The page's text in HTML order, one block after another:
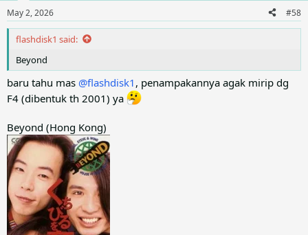
n
s
:
May 2, 2026 #58
flashdisk1 said:
Beyond
baru tahu mas @flashdisk1 , penampakannya agak mirip dg
F4 (dibentuk th 2001) ya
Beyond (Hong Kong)